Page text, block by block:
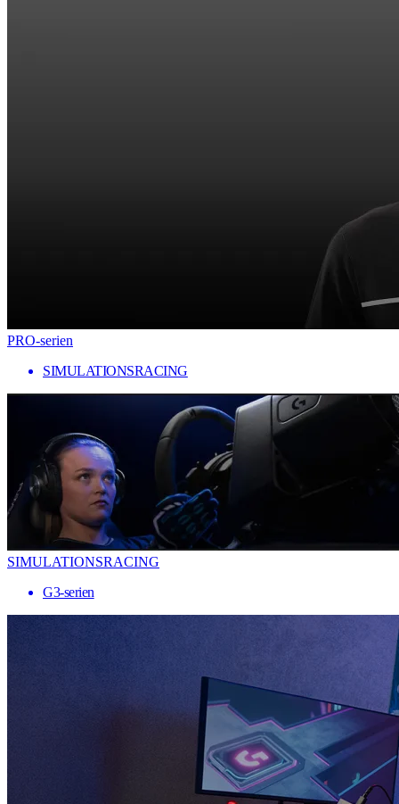
PRO-serien
SIMULATIONSRACING
SIMULATIONSRACING
G3-serien